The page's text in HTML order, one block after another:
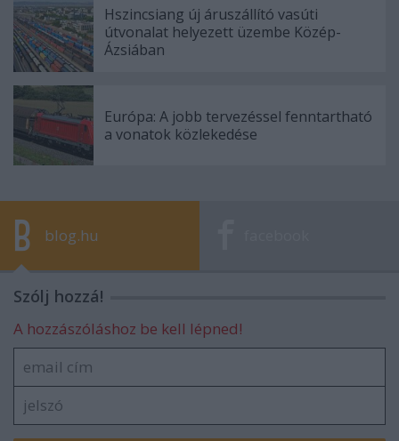
Hszincsiang új áruszállító vasúti
útvonalat helyezett üzembe Közép-
Ázsiában
Európa: A jobb tervezéssel fenntartható
a vonatok közlekedése
blog.hu
Szólj hozzá!
A hozzászóláshoz be kell lépned!